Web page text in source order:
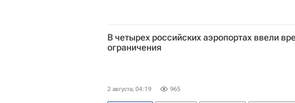
В четырех российских аэропортах ввели
ограничения
2 августа, 04:19 965